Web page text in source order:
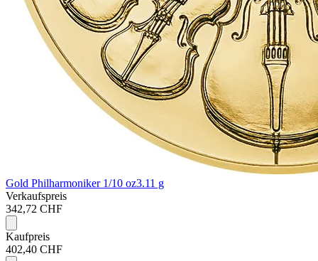
Gold Philharmoniker 1/10 oz3.11 g
Verkaufspreis
342,72 CHF
Kaufpreis
402,40 CHF